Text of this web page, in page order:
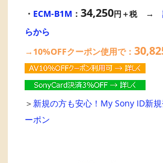
・ ECM-B1M ：34,250円＋税→
らから
→10%OFFクーポン使用で：
＞ 新規の方も安心！My Sony ID新
ーポン